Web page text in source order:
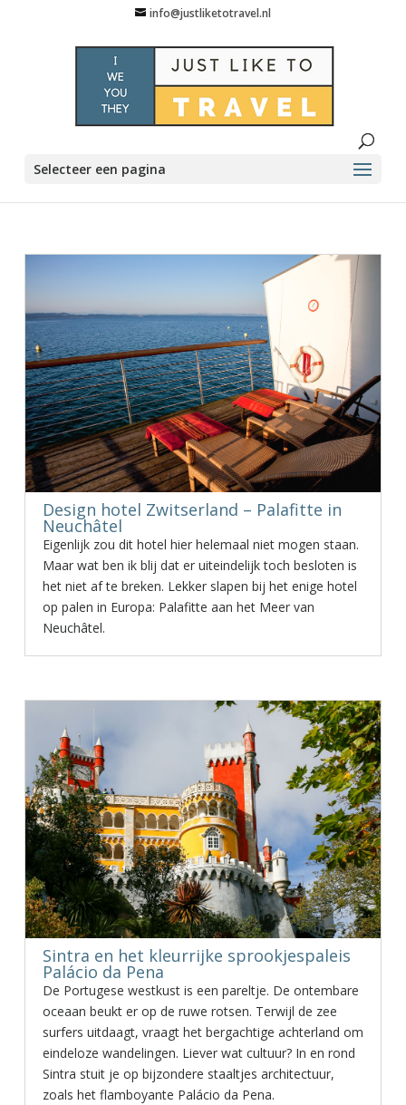
info@justliketotravel.nl
Selecteer een pagina
Design hotel Zwitserland – Palafitte in
Neuchâtel
Eigenlijk zou dit hotel hier helemaal niet mogen staan.
Maar wat ben ik blij dat er uiteindelijk toch besloten is
het niet af te breken. Lekker slapen bij het enige hotel
op palen in Europa: Palafitte aan het Meer van
Neuchâtel.
Sintra en het kleurrijke sprookjespaleis
Palácio da Pena
De Portugese westkust is een pareltje. De ontembare
oceaan beukt er op de ruwe rotsen. Terwijl de zee
surfers uitdaagt, vraagt het bergachtige achterland om
eindeloze wandelingen. Liever wat cultuur? In en rond
Sintra stuit je op bijzondere staaltjes architectuur,
zoals het flamboyante Palácio da Pena.